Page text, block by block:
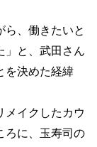
ら、働きたいと
」と、武田さん
を決めた経緯
メイクしたカウ
ろに、玉寿司の